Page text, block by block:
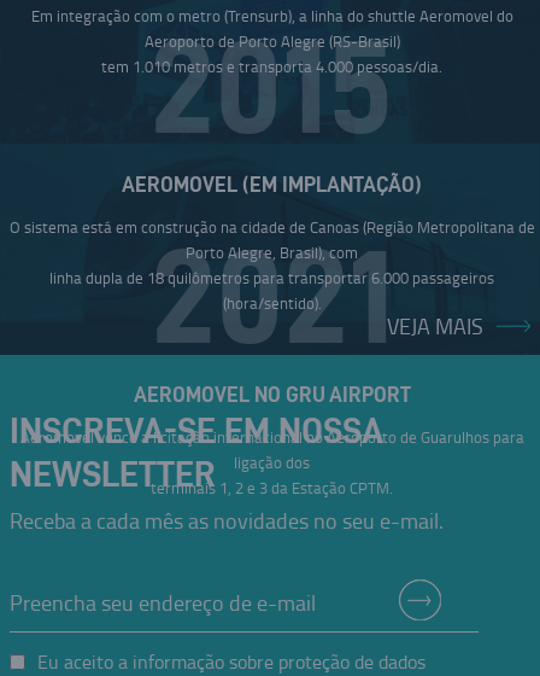
Em integração com o metro (Trensurb), a linha do shuttle Aeromovel do
Aeroporto de Porto Alegre (RS-Brasil)
tem 1.010 metros e transporta 4.000 pessoas/dia.
2015
AEROMOVEL (EM IMPLANTAÇÃO)
O sistema está em construção na cidade de Canoas (Região Metropolitana de
Porto Alegre, Brasil), com
linha dupla de 18 quilômetros para transportar 6.000 passageiros
(hora/sentido).
2021
AEROMOVEL NO GRU AIRPORT
Aeromovel vence a licitação internacional no Aeroporto de Guarulhos para
ligação dos
terminais 1, 2 e 3 da Estação CPTM.
VEJA MAIS
INSCREVA-SE EM NOSSA
NEWSLETTER
Receba a cada mês as novidades no seu e-mail.
Eu aceito a informação sobre proteção de dados